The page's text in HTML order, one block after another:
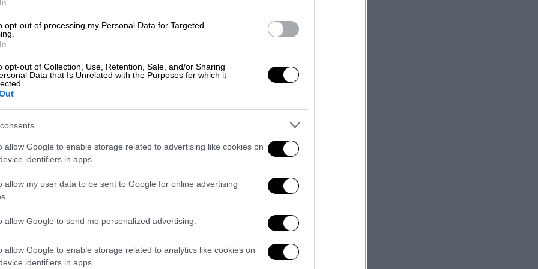
opt-out of processing my Personal Data for Targeted
opt-out of Collection, Use, Retention, Sale, and/or Sharing
Data that Is Unrelated with the Purposes for which it
allow Google to enable storage related to advertising like cookies on
identifiers in apps.
allow my user data to be sent to Google for online advertising
allow Google to send me personalized advertising.
allow Google to enable storage related to analytics like cookies on
identifiers in apps.
Trip with NBA Star Devin Booker
XiV257rqkL